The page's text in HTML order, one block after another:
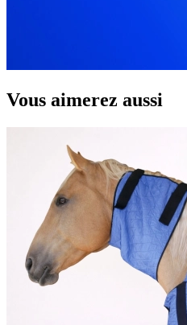
Vous aimerez aussi